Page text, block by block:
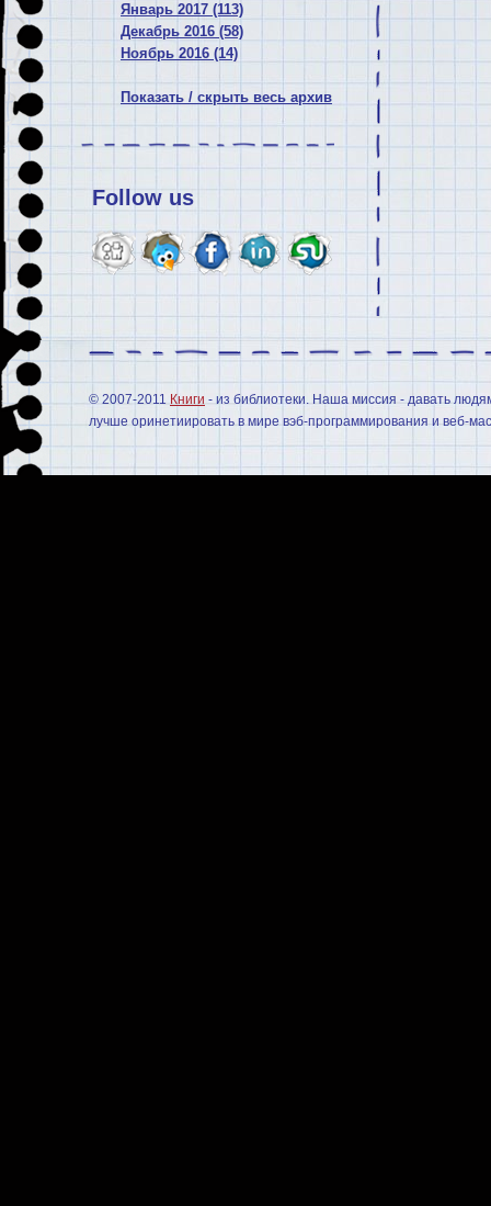
Январь 2017 (113)
Декабрь 2016 (58)
Ноябрь 2016 (14)
Показать / скрыть весь архив
Follow us
© 2007-2011 Книги - из библиотеки. Наша миссия - давать
лучше оринетиировать в мире вэб-программирования и веб-